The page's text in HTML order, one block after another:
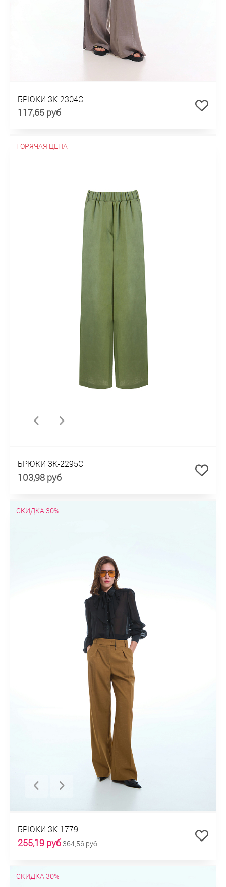
БРЮКИ 3К-2304С
117,65 руб
ГОРЯЧАЯ ЦЕНА
БРЮКИ 3К-2295С
103,98 руб
СКИДКА 30%
БРЮКИ 3К-1779
255,19 руб364,56 руб
СКИДКА 30%